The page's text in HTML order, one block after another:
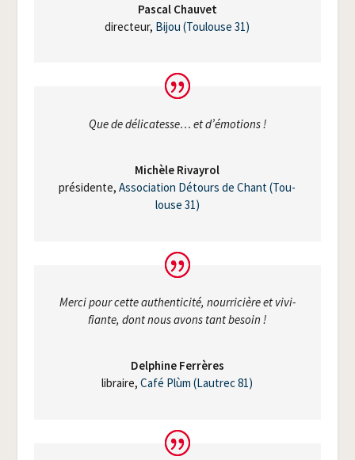
Pas­cal Chauvet
direc­teur, Bijou (Tou­louse 31)
Que de déli­ca­tesse… et d’émotions !
Michèle Rivay­rol
pré­si­dente, Asso­cia­tion Détours de Chant (Tou­
louse 31)
Mer­ci pour cette authen­ti­ci­té, nour­ri­cière et vivi­
fiante, dont nous avons tant besoin !
Del­phine Ferrères
libraire, Café Plùm (Lau­trec 81)